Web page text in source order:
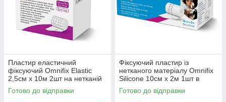
Пластир еластичний
фіксуючий Omnifix Elastic
2,5см х 10м 2шт на нетканій
основі
Готово до відправки
Фіксуючий пластир із
нетканого матеріалу Omnifix
Silicone 10см х 2м 1шт в
рулоні із силіконовою
клейовою основою
Готово до відправки